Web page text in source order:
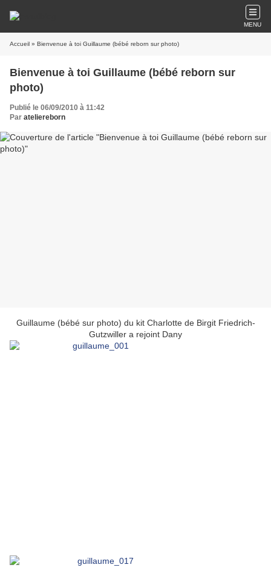
MENU
Accueil » Bienvenue à toi Guillaume (bébé reborn sur photo)
Bienvenue à toi Guillaume (bébé reborn sur
photo)
Publié le 06/09/2010 à 11:42
Par ateliereborn
Guillaume (bébé sur photo) du kit Charlotte de Birgit Friedrich-
Gutzwiller a rejoint Dany